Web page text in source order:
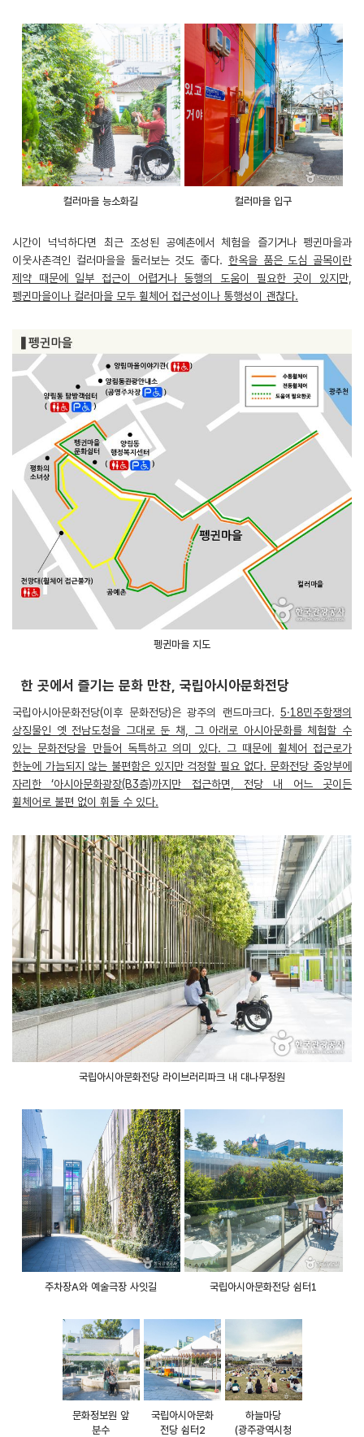
컬러마을 능소화길 컬러마을 입구
시간이 넉넉하다면 최근 조성된 공예촌에서 체험을 즐기거나 펭귄마을과
이웃사촌격인 컬러마을을 둘러보는 것도 좋다. 한옥을 품은 도심 골목이란
제약 때문에 일부 접근이 어렵거나 동행의 도움이 필요한 곳이 있지만,
펭귄마을이나 컬러마을 모두 휠체어 접근성이나 통행성이 괜찮다.
펭귄마을 지도
한 곳에서 즐기는 문화 만찬, 국립아시아문화전당
국립아시아문화전당(이후 문화전당)은 광주의 랜드마크다. 5․18민주항쟁의
상징물인 옛 전남도청을 그대로 둔 채, 그 아래로 아시아문화를 체험할 수
있는 문화전당을 만들어 독특하고 의미 있다. 그 때문에 휠체어 접근로가
한눈에 가늠되지 않는 불편함은 있지만 걱정할 필요 없다. 문화전당 중앙부에
자리한 ‘아시아문화광장(B3층)까지만 접근하면, 전당 내 어느 곳이든
휠체어로 불편 없이 휘돌 수 있다.
국립아시아문화전당 라이브러리파크 내 대나무정원
주차장A와 예술극장 사잇길 국립아시아문화전당 쉼터1
문화정보원 앞
분수
국립아시아문화
전당 쉼터2
하늘마당
(광주광역시청